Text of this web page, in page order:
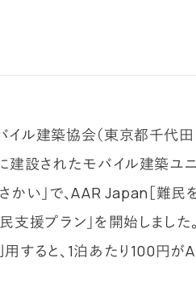
ル建築協会（東京都千代田
建設されたモバイル建築ユ
かい」で、AAR Japan［難民
支援プラン」を開始しました
すると、1泊あたり100円が